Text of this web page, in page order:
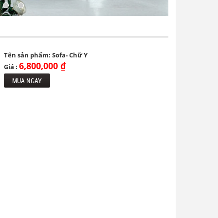
Tên sản phẩm: Sofa- Chữ Y
Giá : 6,800,000 ₫
MUA NGAY